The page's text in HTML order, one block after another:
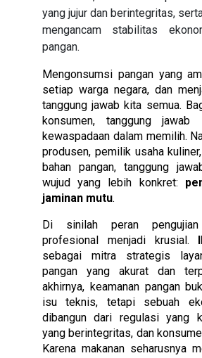
yang jujur dan berintegritas,
mengancam stabilitas
pangan.
Mengonsumsi pangan yang
setiap warga negara, dan
tanggung jawab kita semua.
konsumen, tanggung jawab
kewaspadaan dalam memilih.
produsen, pemilik usaha
bahan pangan, tanggung
wujud yang lebih konkret:
jaminan mutu.
Di sinilah peran pengujian
profesional menjadi krusial.
sebagai mitra strategis
pangan yang akurat dan
akhirnya, keamanan pangan
isu teknis, tetapi sebuah
dibangun dari regulasi yang
yang berintegritas, dan
Karena makanan seharusnya